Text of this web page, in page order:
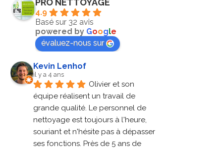
PRO NETTOYAGE
4.9
Basé sur 32 avis
powered by Google
évaluez-nous sur
Kevin Lenhof
il y a 4 ans
Olivier et son
équipe réalisent un travail de
grande qualité. Le personnel de
nettoyage est toujours à l'heure,
souriant et n'hésite pas à dépasser
ses fonctions. Près de 5 ans de